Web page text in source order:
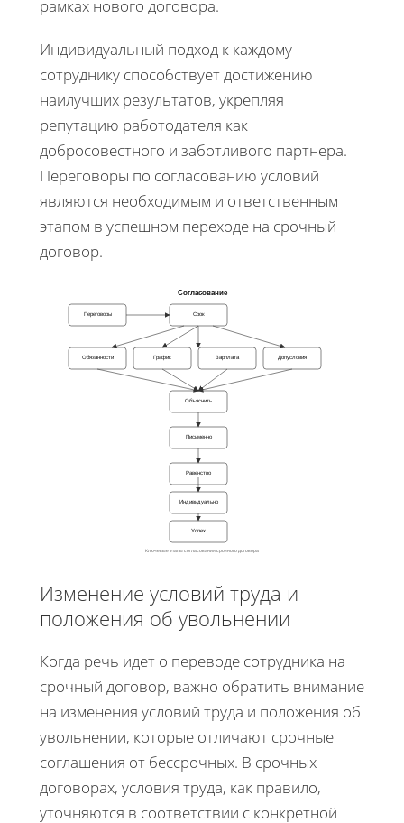
рамках нового договора.
Индивидуальный подход к каждому
сотруднику способствует достижению
наилучших результатов, укрепляя
репутацию работодателя как
добросовестного и заботливого партнера.
Переговоры по согласованию условий
являются необходимым и ответственным
этапом в успешном переходе на срочный
договор.
Согласование
Переговоры Срок
Обязанности График Зарплата Допусловия
Объяснить
Письменно
Равенство
Индивидуально
Успех
Ключевые этапы согласования срочного договора
Изменение условий труда и
положения об увольнении
Когда речь идет о переводе сотрудника на
срочный договор, важно обратить внимание
на изменения условий труда и положения об
увольнении, которые отличают срочные
соглашения от бессрочных. В срочных
договорах, условия труда, как правило,
уточняются в соответствии с конкретной